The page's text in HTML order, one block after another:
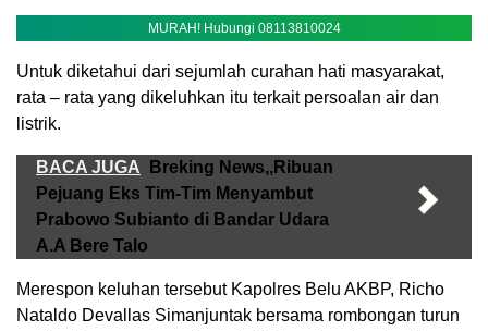
MURAH! Hubungi 08113810024
Untuk diketahui dari sejumlah curahan hati masyarakat,
rata – rata yang dikeluhkan itu terkait persoalan air dan
listrik.
BACA JUGA
Breking News,,Ribuan
Pejuang Eks Tim-Tim Menyambut
Prabowo Subianto di Bandar Udara
A.A Bere Talo
Merespon keluhan tersebut Kapolres Belu AKBP, Richo
Nataldo Devallas Simanjuntak bersama rombongan turun